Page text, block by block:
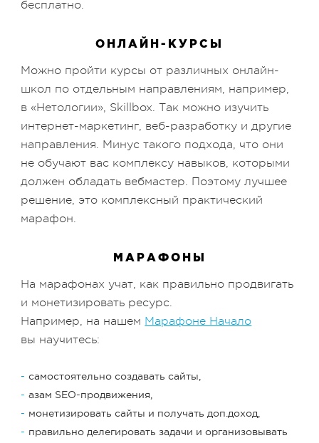
бесплатно.
ОНЛАЙН-КУРСЫ
Можно пройти курсы от различных онлайн-
школ по отдельным направлениям, например,
в «Нетологии», Skillbox. Так можно изучить
интернет-маркетинг, веб-разработку и другие
направления. Минус такого подхода, что они
не обучают вас комплексу навыков, которыми
должен обладать вебмастер. Поэтому лучшее
решение, это комплексный практический
марафон.
МАРАФОНЫ
На марафонах учат, как правильно продвигать
и монетизировать ресурс.
Например, на нашем Марафоне Начало
вы научитесь:
самостоятельно создавать сайты,
азам SEO-продвижения,
монетизировать сайты и получать доп.доход,
правильно делегировать задачи и организовывать